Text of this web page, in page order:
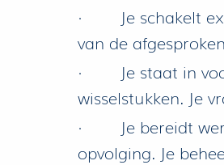
· Je schakelt
van de
· Je staat in voor
wisselstukken. Je
· Je bereidt
opvolging. Je